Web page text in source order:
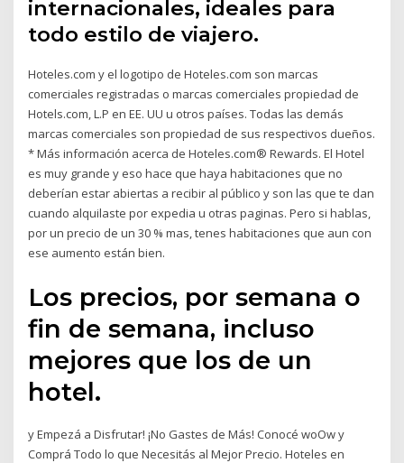
internacionales, ideales para
todo estilo de viajero.
Hoteles.com y el logotipo de Hoteles.com son marcas
comerciales registradas o marcas comerciales propiedad de
Hotels.com, L.P en EE. UU u otros países. Todas las demás
marcas comerciales son propiedad de sus respectivos dueños.
* Más información acerca de Hoteles.com® Rewards. El Hotel
es muy grande y eso hace que haya habitaciones que no
deberían estar abiertas a recibir al público y son las que te dan
cuando alquilaste por expedia u otras paginas. Pero si hablas,
por un precio de un 30 % mas, tenes habitaciones que aun con
ese aumento están bien.
Los precios, por semana o
fin de semana, incluso
mejores que los de un
hotel.
y Empezá a Disfrutar! ¡No Gastes de Más! Conocé woOw y
Comprá Todo lo que Necesitás al Mejor Precio. Hoteles en